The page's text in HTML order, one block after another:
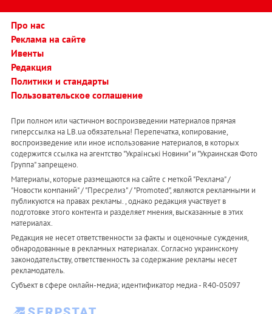
Про нас
Реклама на сайте
Ивенты
Редакция
Политики и стандарты
Пользовательское соглашение
При полном или частичном воспроизведении материалов прямая
гиперссылка на LB.ua обязательна! Перепечатка, копирование,
воспроизведение или иное использование материалов, в которых
содержится ссылка на агентство "Українськi Новини" и "Украинская Фото
Группа" запрещено.
Материалы, которые размещаются на сайте с меткой "Реклама" /
"Новости компаний" / "Пресрелиз" / "Promoted", являются рекламными и
публикуются на правах рекламы. , однако редакция участвует в
подготовке этого контента и разделяет мнения, высказанные в этих
материалах.
Редакция не несет ответственности за факты и оценочные суждения,
обнародованные в рекламных материалах. Согласно украинскому
законодательству, ответственность за содержание рекламы несет
рекламодатель.
Субъект в сфере онлайн-медиа; идентификатор медиа - R40-05097